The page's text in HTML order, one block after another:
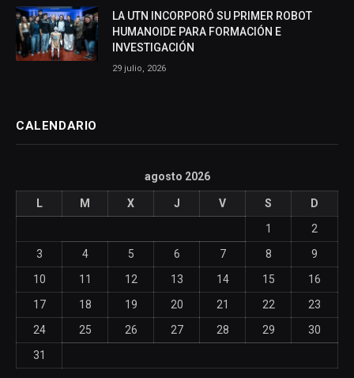
LA UTN INCORPORÓ SU PRIMER ROBOT
HUMANOIDE PARA FORMACIÓN E
INVESTIGACIÓN
29 julio, 2026
CALENDARIO
agosto 2026
L M X J V S
D
1
2
3
4 5 6 7 8
9
10
11 12 13 14 15
16
17
18 19 20 21 22
23
24
25 26 27 28 29
30
31